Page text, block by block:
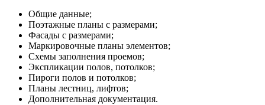
Общие данные;
Поэтажные планы с размерами;
Фасады с размерами;
Маркировочные планы элементов;
Схемы заполнения проемов;
Экспликации полов, потолков;
Пироги полов и потолков;
Планы лестниц, лифтов;
Дополнительная документация.